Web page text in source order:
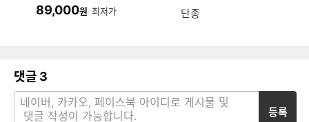
바다축)
89,000원 최저가
이오스
단종
댓글 3
등록